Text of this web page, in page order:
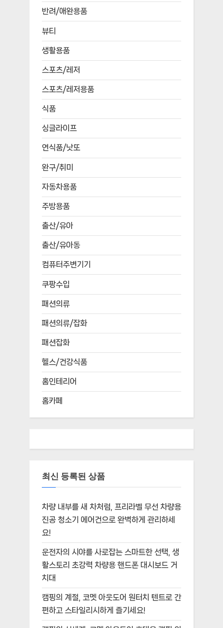
반려/애완용품
뷰티
생활용품
스포츠/레저
스포츠/레저용품
식품
싱글라이프
연식품/낫또
완구/취미
자동차용품
주방용품
출산/유아
출산/유아동
컴퓨터주변기기
쿠팡수입
패션의류
패션의류/잡화
패션잡화
헬스/건강식품
홈인테리어
홈카페
최신 등록된 상품
차량 내부를 새 차처럼, 프리라벨 무선 차량용
진공 청소기 에어건으로 완벽하게 관리하세
요!
운전자의 시야를 사로잡는 스마트한 선택, 생
활스토리 초강력 차량용 핸드폰 대시보드 거
치대
캠핑의 계절, 코멧 아웃도어 원터치 텐트로 간
편하고 스타일리시하게 즐기세요!